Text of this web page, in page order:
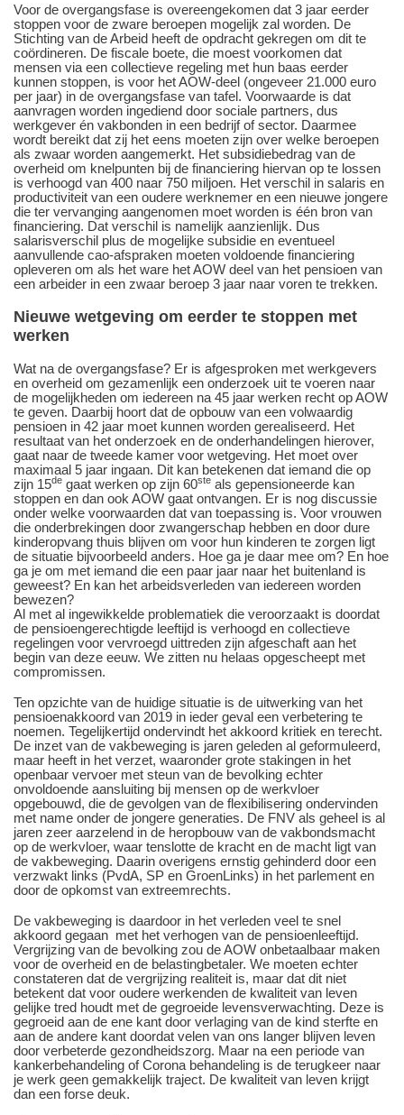
Voor de overgangsfase is overeengekomen dat 3 jaar eerder
stoppen voor de zware beroepen mogelijk zal worden. De
Stichting van de Arbeid heeft de opdracht gekregen om dit te
coördineren. De fiscale boete, die moest voorkomen dat
mensen via een collectieve regeling met hun baas eerder
kunnen stoppen, is voor het AOW-deel (ongeveer 21.000 euro
per jaar) in de overgangsfase van tafel. Voorwaarde is dat
aanvragen worden ingediend door sociale partners, dus
werkgever én vakbonden in een bedrijf of sector. Daarmee
wordt bereikt dat zij het eens moeten zijn over welke beroepen
als zwaar worden aangemerkt. Het subsidiebedrag van de
overheid om knelpunten bij de financiering hiervan op te lossen
is verhoogd van 400 naar 750 miljoen. Het verschil in salaris en
productiviteit van een oudere werknemer en een nieuwe jongere
die ter vervanging aangenomen moet worden is één bron van
financiering. Dat verschil is namelijk aanzienlijk. Dus
salarisverschil plus de mogelijke subsidie en eventueel
aanvullende cao-afspraken moeten voldoende financiering
opleveren om als het ware het AOW deel van het pensioen van
een arbeider in een zwaar beroep 3 jaar naar voren te trekken.
Nieuwe wetgeving om eerder te stoppen met
werken
Wat na de overgangsfase? Er is afgesproken met werkgevers
en overheid om gezamenlijk een onderzoek uit te voeren naar
de mogelijkheden om iedereen na 45 jaar werken recht op AOW
te geven. Daarbij hoort dat de opbouw van een volwaardig
pensioen in 42 jaar moet kunnen worden gerealiseerd. Het
resultaat van het onderzoek en de onderhandelingen hierover,
gaat naar de tweede kamer voor wetgeving. Het moet over
maximaal 5 jaar ingaan. Dit kan betekenen dat iemand die op
zijn 15de gaat werken op zijn 60ste als gepensioneerde kan
stoppen en dan ook AOW gaat ontvangen. Er is nog discussie
onder welke voorwaarden dat van toepassing is. Voor vrouwen
die onderbrekingen door zwangerschap hebben en door dure
kinderopvang thuis blijven om voor hun kinderen te zorgen ligt
de situatie bijvoorbeeld anders. Hoe ga je daar mee om? En hoe
ga je om met iemand die een paar jaar naar het buitenland is
geweest? En kan het arbeidsverleden van iedereen worden
bewezen?
Al met al ingewikkelde problematiek die veroorzaakt is doordat
de pensioengerechtigde leeftijd is verhoogd en collectieve
regelingen voor vervroegd uittreden zijn afgeschaft aan het
begin van deze eeuw. We zitten nu helaas opgescheept met
compromissen.
Ten opzichte van de huidige situatie is de uitwerking van het
pensioenakkoord van 2019 in ieder geval een verbetering te
noemen. Tegelijkertijd ondervindt het akkoord kritiek en terecht.
De inzet van de vakbeweging is jaren geleden al geformuleerd,
maar heeft in het verzet, waaronder grote stakingen in het
openbaar vervoer met steun van de bevolking echter
onvoldoende aansluiting bij mensen op de werkvloer
opgebouwd, die de gevolgen van de flexibilisering ondervinden
met name onder de jongere generaties. De FNV als geheel is al
jaren zeer aarzelend in de heropbouw van de vakbondsmacht
op de werkvloer, waar tenslotte de kracht en de macht ligt van
de vakbeweging. Daarin overigens ernstig gehinderd door een
verzwakt links (PvdA, SP en GroenLinks) in het parlement en
door de opkomst van extreemrechts.
De vakbeweging is daardoor in het verleden veel te snel
akkoord gegaan met het verhogen van de pensioenleeftijd.
Vergrijzing van de bevolking zou de AOW onbetaalbaar maken
voor de overheid en de belastingbetaler. We moeten echter
constateren dat de vergrijzing realiteit is, maar dat dit niet
betekent dat voor oudere werkenden de kwaliteit van leven
gelijke tred houdt met de gegroeide levensverwachting. Deze is
gegroeid aan de ene kant door verlaging van de kind sterfte en
aan de andere kant doordat velen van ons langer blijven leven
door verbeterde gezondheidszorg. Maar na een periode van
kankerbehandeling of Corona behandeling is de terugkeer naar
je werk geen gemakkelijk traject. De kwaliteit van leven krijgt
dan een forse deuk.